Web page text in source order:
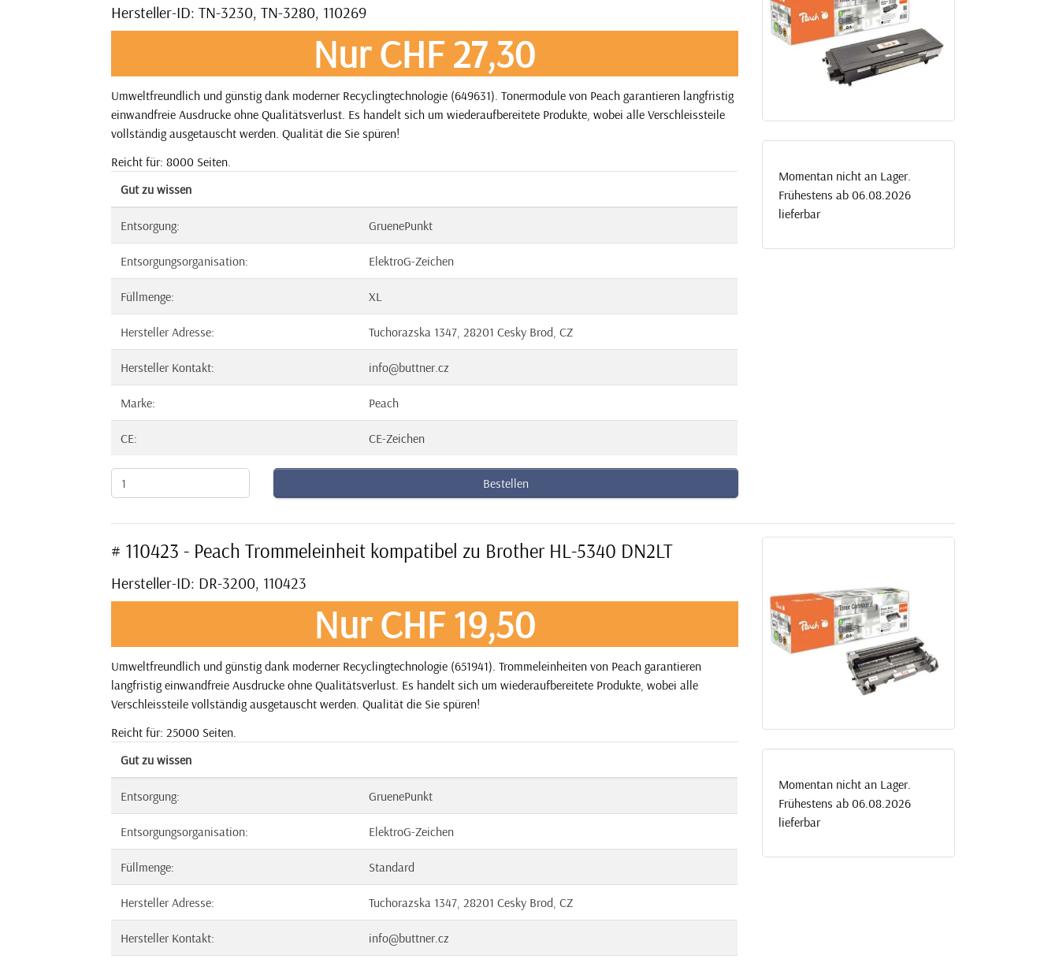
Hersteller-ID: TN-3230, TN-3280, 110269
Nur CHF 27,30
Umweltfreundlich und günstig dank moderner Recyclingtechnologie (649631). Tonermodule von Peach garantieren langfristig
einwandfreie Ausdrucke ohne Qualitätsverlust. Es handelt sich um wiederaufbereitete Produkte, wobei alle Verschleissteile
vollständig ausgetauscht werden. Qualität die Sie spüren!
Reicht für: 8000 Seiten.
Gut zu wissen
Entsorgung: GruenePunkt
Entsorgungsorganisation: ElektroG-Zeichen
Füllmenge: XL
Hersteller Adresse: Tuchorazska 1347, 28201 Cesky Brod, CZ
Hersteller Kontakt: info@buttner.cz
Marke: Peach
CE: CE-Zeichen
Bestellen
Momentan nicht an Lager.
Frühestens ab 06.08.2026
lieferbar
# 110423 - Peach Trommeleinheit kompatibel zu Brother HL-5340 DN2LT
Hersteller-ID: DR-3200, 110423
Nur CHF 19,50
Umweltfreundlich und günstig dank moderner Recyclingtechnologie (651941). Trommeleinheiten von Peach garantieren
langfristig einwandfreie Ausdrucke ohne Qualitätsverlust. Es handelt sich um wiederaufbereitete Produkte, wobei alle
Verschleissteile vollständig ausgetauscht werden. Qualität die Sie spüren!
Reicht für: 25000 Seiten.
Gut zu wissen
Entsorgung: GruenePunkt
Entsorgungsorganisation: ElektroG-Zeichen
Füllmenge: Standard
Hersteller Adresse: Tuchorazska 1347, 28201 Cesky Brod, CZ
Hersteller Kontakt: info@buttner.cz
Momentan nicht an Lager.
Frühestens ab 06.08.2026
lieferbar